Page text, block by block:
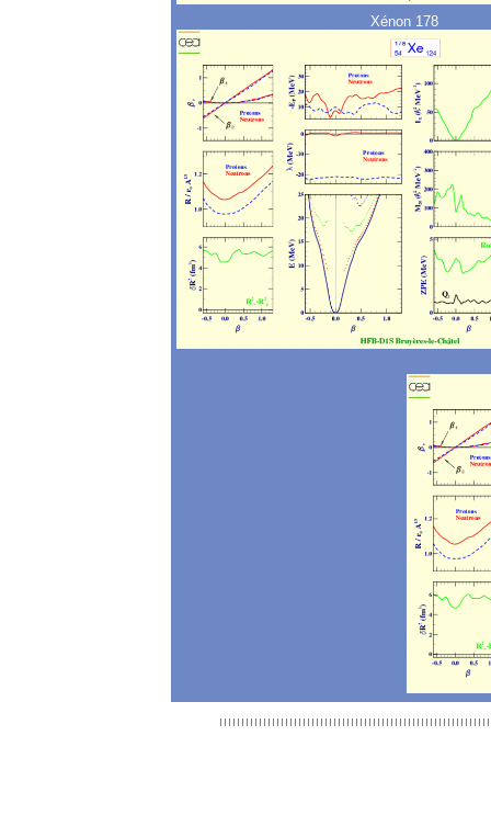
Xénon 178